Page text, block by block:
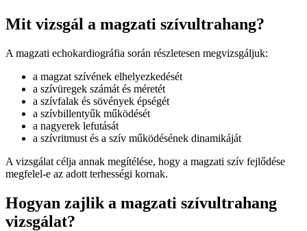
Mit vizsgál a magzati szívultrahang?
A magzati echokardiográfia során részletesen megvizsgáljuk:
a magzat szívének elhelyezkedését
a szívüregek számát és méretét
a szívfalak és sövények épségét
a szívbillentyűk működését
a nagyerek lefutását
a szívritmust és a szív működésének dinamikáját
A vizsgálat célja annak megítélése, hogy a magzati szív fejlődése
megfelel-e az adott terhességi kornak.
Hogyan zajlik a magzati szívultrahang
vizsgálat?